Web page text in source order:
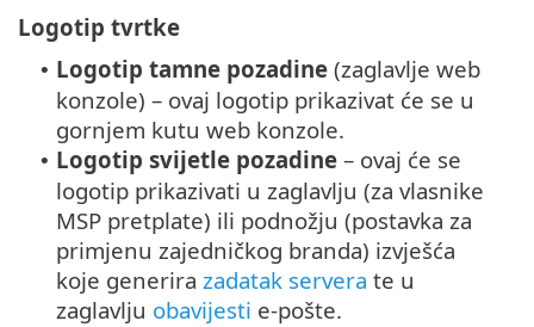
Logotip tvrtke
• Logotip tamne pozadine (zaglavlje web
konzole) – ovaj logotip prikazivat će se u
gornjem kutu web konzole.
• Logotip svijetle pozadine – ovaj će se
logotip prikazivati u zaglavlju (za vlasnike
MSP pretplate) ili podnožju (postavka za
primjenu zajedničkog branda) izvješća
koje generira zadatak servera te u
zaglavlju obavijesti e-pošte.